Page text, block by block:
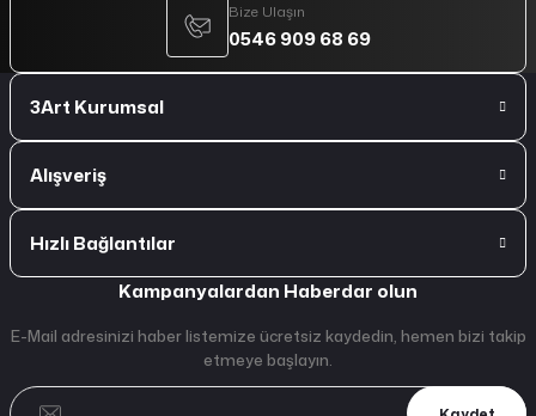
Bize Ulaşın
0546 909 68 69
3Art Kurumsal
Alışveriş
Hızlı Bağlantılar
Kampanyalardan Haberdar olun
E-Mail adresinizi haber listemize ücretsiz kaydedin, hemen bizi takip
etmeye başlayın.